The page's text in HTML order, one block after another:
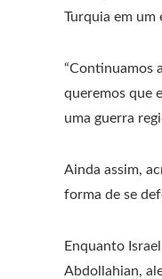
Turquia em um
“Continuamos
queremos que
uma guerra
Ainda assim,
forma de se
Enquanto
Abdollahian,